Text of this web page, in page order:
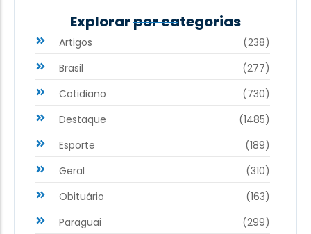
Explorar por categorias
Artigos
(238)
Brasil
(277)
Cotidiano
(730)
Destaque
(1485)
Esporte
(189)
Geral
(310)
Obituário
(163)
Paraguai
(299)